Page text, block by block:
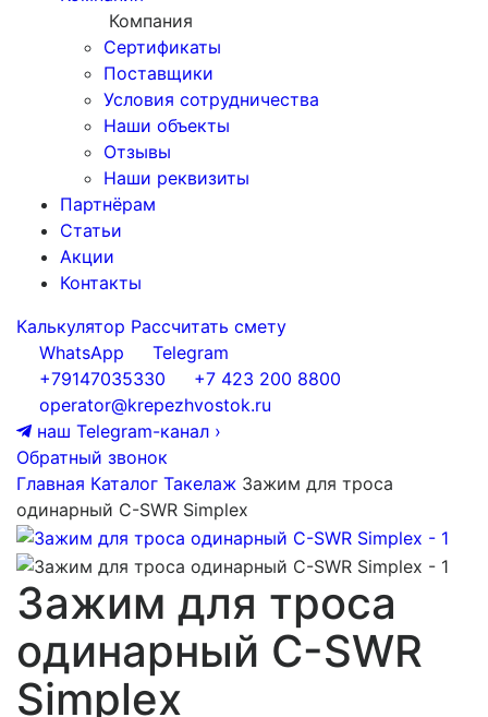
Компания
Сертификаты
Поставщики
Условия сотрудничества
Наши объекты
Отзывы
Наши реквизиты
Партнёрам
Статьи
Акции
Контакты
Калькулятор Рассчитать смету
WhatsApp
Telegram
+79147035330
+7 423 200 8800
operator@krepezhvostok.ru
наш Telegram-канал ›
Обратный звонок
Главная Каталог Такелаж Зажим для троса
одинарный С-SWR Simplex
Зажим для троса
одинарный С-SWR
Simplex